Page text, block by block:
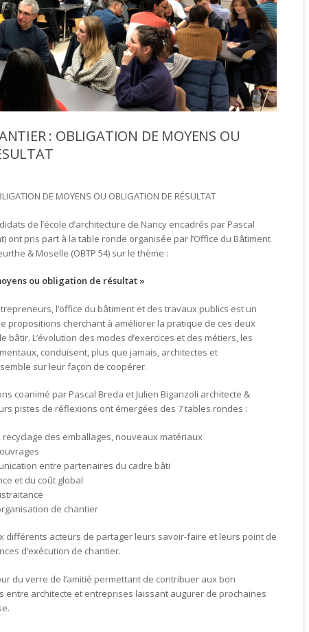
: OBLIGATION DE MOYENS OU
DE MOYENS OU OBLIGATION DE RÉSULTAT
de l’école d’architecture de Nancy encadrés par Pascal
ont pris part à la table ronde organisée par l’Office du Bâtiment
& Moselle (OBTP 54) sur le thème :
ou obligation de résultat »
l’office du bâtiment et des travaux publics est un
propositions cherchant à améliorer la pratique de ces deux
bâtir. L’évolution des modes d’exercices et des métiers, les
conduisent, plus que jamais, architectes et
sur leur façon de coopérer.
coanimé par Pascal Breda et Julien Biganzoli architecte &
pistes de réflexions ont émergées des 7 tables rondes :
des emballages, nouveaux matériaux
entre partenaires du cadre bâti
et du coût global
de chantier
différents acteurs de partager leurs savoir-faire et leurs point de
d’exécution de chantier.
du verre de l’amitié permettant de contribuer aux bon
entre architecte et entreprises laissant augurer de prochaines